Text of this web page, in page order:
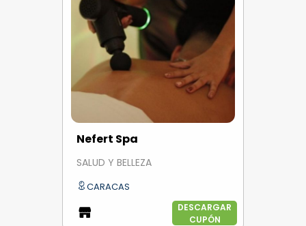
Nefert Spa
SALUD Y BELLEZA
CARACAS
DESCARGAR
CUPÓN